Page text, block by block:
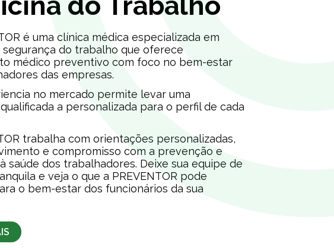
é uma clínica médica especializada em
segurança do trabalho que oferece
médico preventivo com foco no bem-estar
das empresas.
no mercado permite levar uma
a personalizada para o perfil de cada
trabalha com orientações personalizadas,
e compromisso com a prevenção e
saúde dos trabalhadores. Deixe sua equipe de
e veja o que a PREVENTOR pode
o bem-estar dos funcionários da sua